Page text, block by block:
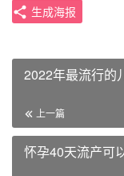
生成海报
2022年最流行的
上一篇
怀孕40天流产可